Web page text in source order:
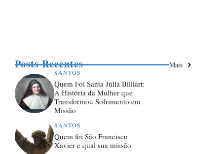
Posts Recentes Mais
SANTOS
Quem Foi Santa Júlia Billiart:
A História da Mulher que
Transformou Sofrimento em
Missão
SANTOS
Quem foi São Francisco
Xavier e qual sua missão